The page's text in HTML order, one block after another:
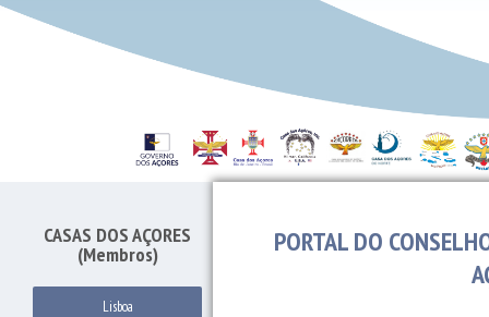
CASAS DOS AÇORES
(Membros)
Lisboa
PORTAL DO